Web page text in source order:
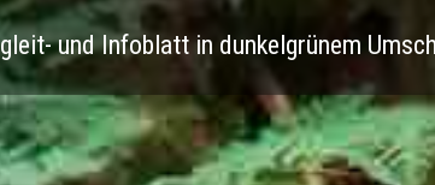
und Infoblatt in dunkelgrünem